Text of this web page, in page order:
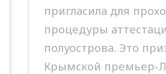
пригласила для
процедуры
полуострова. Это
Крымской